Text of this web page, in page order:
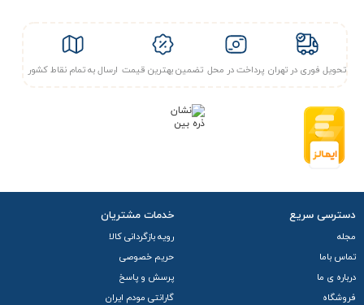
سرعت انتقال داده
: تا 10 Gbps
فاصله پشتیبانی
مناسب برای شبکه‌های خانگی و اداری
استفاده در اتاق‌های سرور و مراکز داده
مناسب برای نصب در سیستم‌های امنیتی و دوربین‌های مداربسته
باسوکت شبکه امپ مدل AMP CAT6 UTP
اتصال پایدار و سریع در شبکه خود بهره‌مند شوید.
تحویل فوری در تهران پرداخت در محل تضمین بهترین قیمت ارسال به تمام نقاط کشور
دسترسی سریع
مجله
تماس باما
درباره ی ما
فروشگاه
خدمات مشتریان
رویه بازگردانی کالا
حریم خصوصی
پرسش و پاسخ
گارانتی مودم ایران